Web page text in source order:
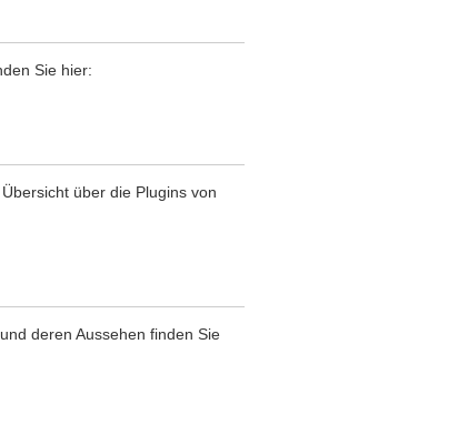
Sie hier:
über die Plugins von
deren Aussehen finden Sie